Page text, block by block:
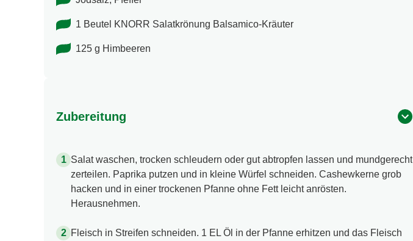
1 Beutel KNORR Salatkrönung Balsamico-​Kräuter
125 g Himbeeren
Zubereitung
Salat waschen, trocken schleudern oder gut abtropfen lassen und mundgerecht
zerteilen. Paprika putzen und in kleine Würfel schneiden. Cashewkerne grob
hacken und in einer trockenen Pfanne ohne Fett leicht anrösten.
Herausnehmen.
Fleisch in Streifen schneiden. 1 EL Öl in der Pfanne erhitzen und das Fleisch